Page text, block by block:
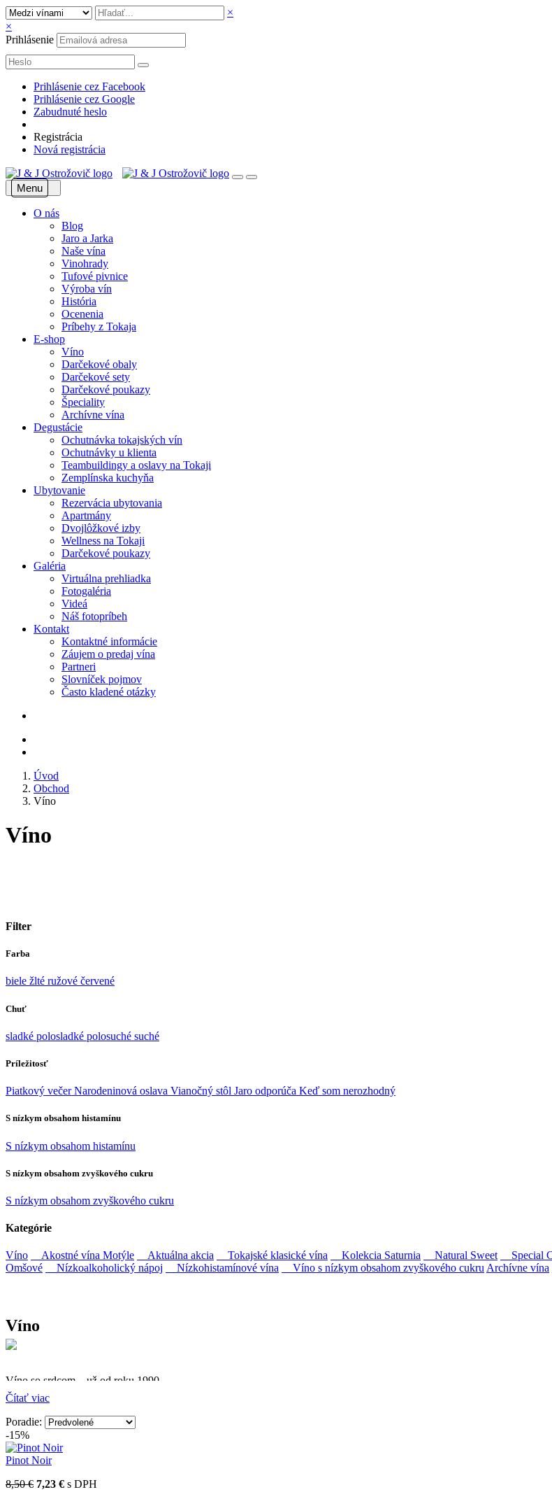
×
×
Prihlásenie
Prihlásenie cez Facebook
Prihlásenie cez Google
Zabudnuté heslo
Registrácia
Nová registrácia
Menu
O nás
Blog
Jaro a Jarka
Naše vína
Vinohrady
Tufové pivnice
Výroba vín
História
Ocenenia
Príbehy z Tokaja
E-shop
Víno
Darčekové obaly
Darčekové sety
Darčekové poukazy
Špeciality
Archívne vína
Degustácie
Ochutnávka tokajských vín
Ochutnávky u klienta
Teambuildingy a oslavy na Tokaji
Zemplínska kuchyňa
Ubytovanie
Rezervácia ubytovania
Apartmány
Dvojlôžkové izby
Wellness na Tokaji
Darčekové poukazy
Galéria
Virtuálna prehliadka
Fotogaléria
Videá
Náš fotopríbeh
Kontakt
Kontaktné informácie
Záujem o predaj vína
Partneri
Slovníček pojmov
Často kladené otázky
Úvod
Obchod
Víno
Víno
Filter
Farba
biele žlté ružové červené
Chuť
sladké polosladké polosuché suché
Príležitosť
Piatkový večerNarodeninová oslava Vianočný stôl Jaro odporúča Keď som nerozhodný
S nízkym obsahom histamínu
S nízkym obsahom histamínu
S nízkym obsahom zvyškového cukru
S nízkym obsahom zvyškového cukru
Kategórie
Víno Akostné vína Motýle Aktuálna akcia Tokajské klasické vína Kolekcia Saturnia Natural Sweet Special
Omšové
Nízkoalkoholický nápoj Nízkohistamínové vína Víno s nízkym obsahom zvyškového cukru Archívne vína
Víno
Víno so srdcom – už od roku 1990
Firma Ostrožovič je najstaršou privátnou firmou na slovenskom Tokaji.
Vyrábame kvalitné odrodové a výberové vína. Ako prví sme priniesli na slovenský trh sólo spracované vína z tokajských
najmodernejšími technológiami, vrátane riadenej fermentácie.
Čítať viac
Poradie:
-15%
Pinot Noir
8,50 € 7,23 € s DPH